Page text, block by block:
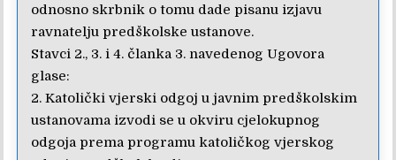
odnosno skrbnik o tomu dade pisanu izjavu
ravnatelju predškolske ustanove.
Stavci 2., 3. i 4. članka 3. navedenog Ugovora
glase:
2. Katolički vjerski odgoj u javnim predškolskim
ustanovama izvodi se u okviru cjelokupnog
odgoja prema programu katoličkog vjerskog